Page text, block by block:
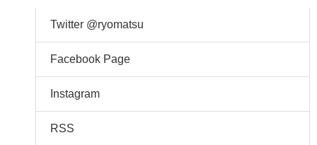
Twitter @ryomatsu
Facebook Page
Instagram
RSS